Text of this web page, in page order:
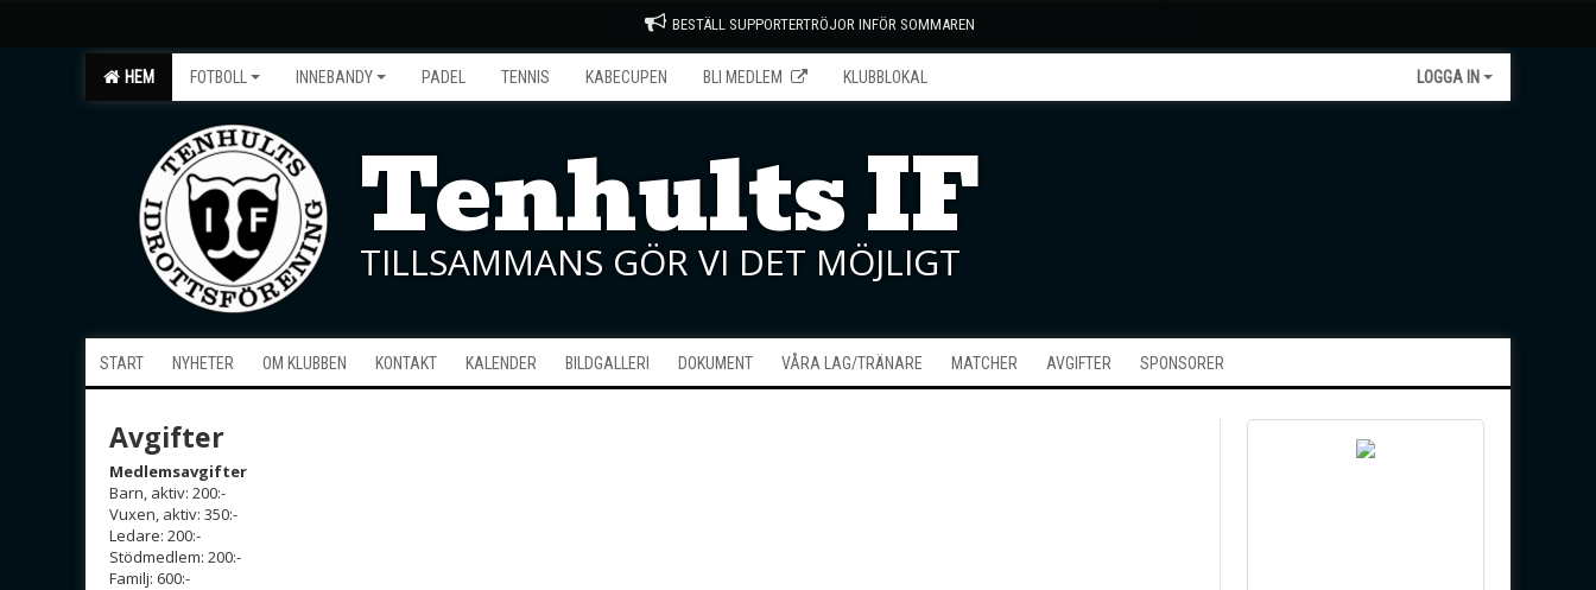
BESTÄLL SUPPORTERTRÖJOR INFÖR SOMMAREN
HEM FOTBOLL INNEBANDY PADEL TENNIS KABECUPEN BLI MEDLEM KLUBBLOKAL LOGGA IN
Tenhults IF
TILLSAMMANS GÖR VI DET MÖJLIGT
START NYHETER OM KLUBBEN KONTAKT KALENDER BILDGALLERI DOKUMENT VÅRA LAG/TRÄNARE MATCHER AVGIFTER SPONSORER
Avgifter
Medlemsavgifter
Barn, aktiv: 200:-
Vuxen, aktiv: 350:-
Ledare: 200:-
Stödmedlem: 200:-
Familj: 600:-